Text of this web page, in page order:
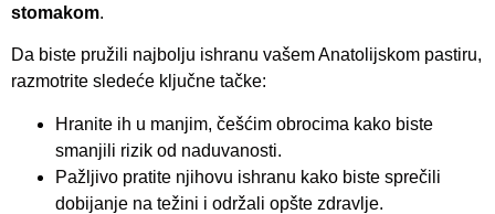
stomakom.
Da biste pružili najbolju ishranu vašem Anatolijskom pastiru,
razmotrite sledeće ključne tačke:
Hranite ih u manjim, češćim obrocima kako biste
smanjili rizik od naduvanosti.
Pažljivo pratite njihovu ishranu kako biste sprečili
dobijanje na težini i održali opšte zdravlje.